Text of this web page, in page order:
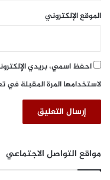
ر
ر
و
س
ر
ا
"
ت
ش
ف
ي
ر
و
ك
و
ن
الموقع الإلكتروني
احفظ اسمي، بريدي
لاستخدامها المرة المقبلة في
مواقع التواصل الاجتماعي